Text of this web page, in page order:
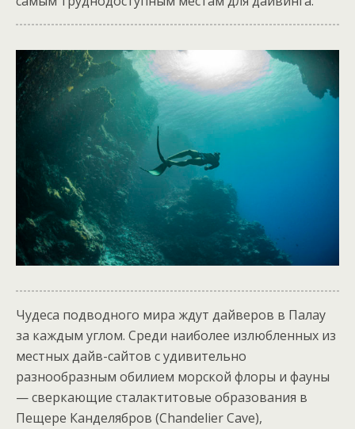
Чудеса подводного мира ждут дайверов в Палау
за каждым углом. Среди наиболее излюбленных из
местных дайв-сайтов с удивительно
разнообразным обилием морской флоры и фауны
— сверкающие сталактитовые образования в
Пещере Канделябров (Chandelier Cave),